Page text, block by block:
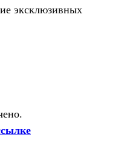
эксклюзивных